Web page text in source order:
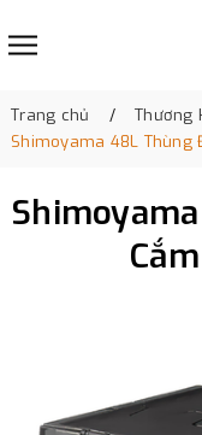
Trang chủ Thương
Shimoyama 48L Thùng